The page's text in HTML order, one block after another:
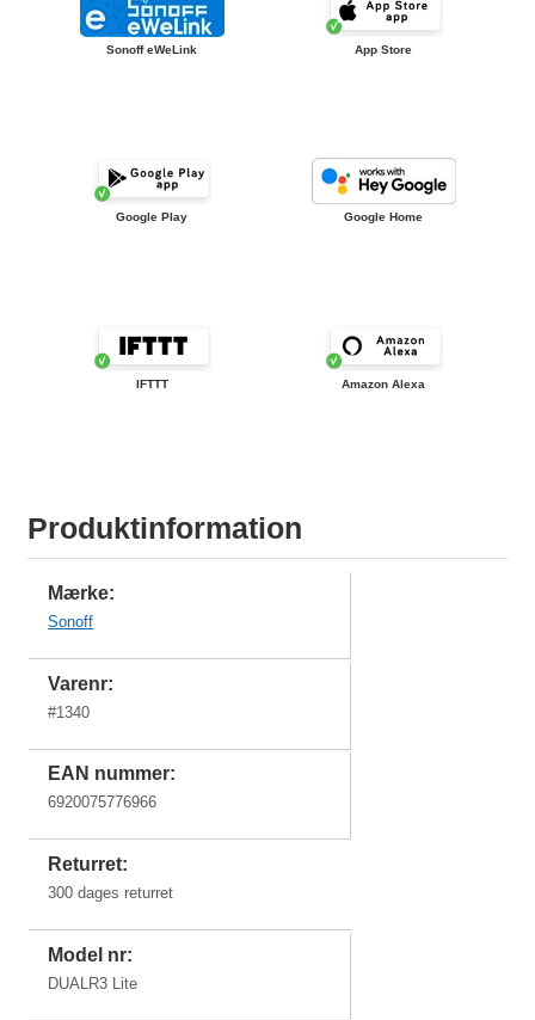
Sonoff eWeLink App Store
Google Play Google Home
IFTTT Amazon Alexa
Produktinformation
Mærke:
Sonoff
Varenr:
#1340
EAN nummer:
6920075776966
Returret:
300 dages returret
Model nr:
DUALR3 Lite